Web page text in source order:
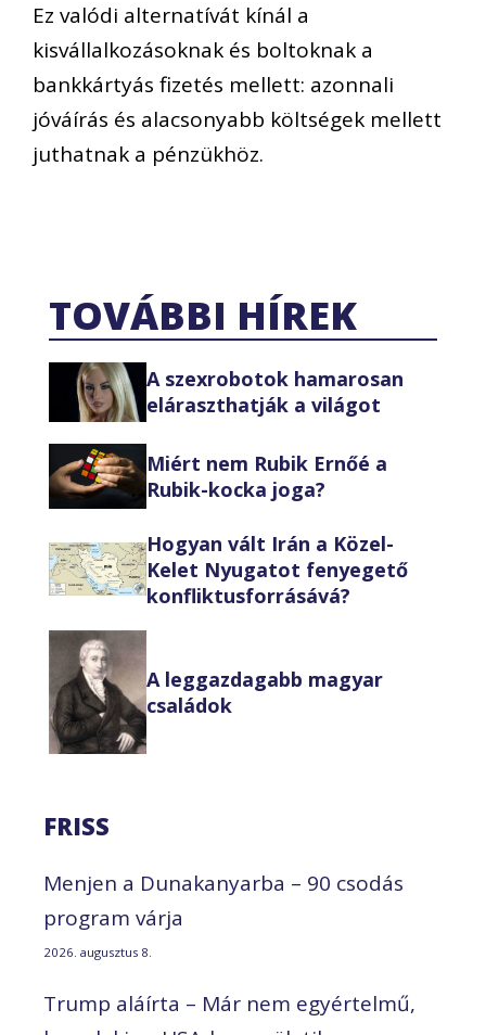
Ez valódi alternatívát kínál a
kisvállalkozásoknak és boltoknak a
bankkártyás fizetés mellett: azonnali
jóváírás és alacsonyabb költségek mellett
juthatnak a pénzükhöz.
TOVÁBBI HÍREK
A szexrobotok hamarosan
eláraszthatják a világot
Miért nem Rubik Ernőé a
Rubik-kocka joga?
Hogyan vált Irán a Közel-
Kelet Nyugatot fenyegető
konfliktusforrásává?
A leggazdagabb magyar
családok
FRISS
Menjen a Dunakanyarba – 90 csodás
program várja
2026. augusztus 8.
Trump aláírta – Már nem egyértelmű,